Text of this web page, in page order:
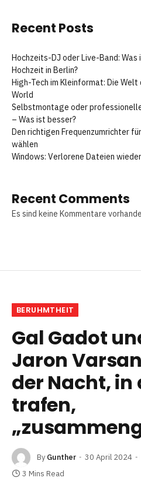
Recent Posts
Hochzeits-DJ oder Live-Band:
Hochzeit in Berlin?
High-Tech im Kleinformat: Die
World
Selbstmontage oder
– Was ist besser?
Den richtigen Frequenzumrichter
wählen
Windows: Verlorene Dateien
Recent Comments
Es sind keine Kommentare
BERUHMTHEIT
Gal Gadot
Jaron
der Nacht, in
trafen,
By Gunther 30 April 2024
3 Mins Read